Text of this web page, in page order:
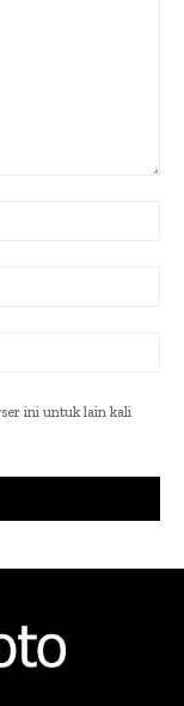
ini untuk lain kali